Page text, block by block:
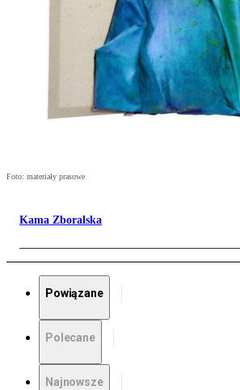
Foto: materiały prasowe
Kama Zboralska
Powiązane
Polecane
Najnowsze